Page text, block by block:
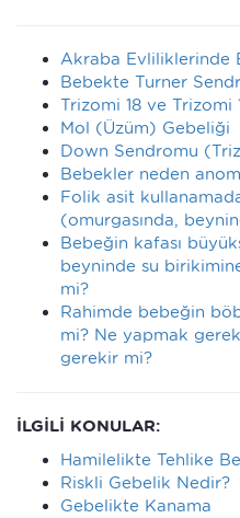
Akraba Evliliklerinde
Bebekte Turner
Trizomi 18 ve
Mol (Üzüm) Gebeliği
Down Sendromu
Bebekler neden
Folik asit
(omurgasında,
Bebeğin kafası
beyninde su
mi?
Rahimde bebeğin
mi? Ne yapmak
gerekir mi?
İLGİLİ KONULAR:
Hamilelikte Tehlike
Riskli Gebelik Nedir?
Gebelikte Kanama